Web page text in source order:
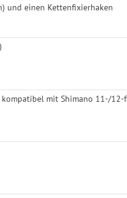
und einen Kettenfixierhaken
kompatibel mit Shimano 11-/